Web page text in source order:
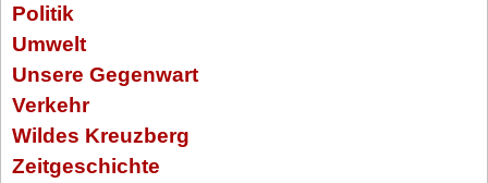
Politik
Umwelt
Unsere Gegenwart
Verkehr
Wildes Kreuzberg
Zeitgeschichte